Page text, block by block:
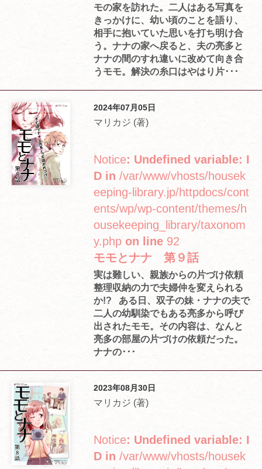
モの家を訪れた。二人はある写真を
きっかけに、幼い頃のことを語り、
相手に抱いていた思いを打ち明け合
う。ナナの家へ戻ると、夫の亮多と
ナナの間のすれ違いに改めて向き合
うモモ。解決の糸口はやはり片･･･
2024年07月05日
マリカジ (著)
Notice: Undefined variable: I
D in /var/www/vhosts/housek
eeping-library.jp/httpdocs/cont
ents/wp/wp-content/themes/h
ousekeeping_library/taxonom
y.php on line 92
モモとナナ 第９話
実は難しい、親族からの片づけ依頼
整理収納の力で夫婦仲を変えられる
か!? ある日、双子の妹・ナナの夫で
二人の幼馴染でもある亮多から呼び
出されたモモ。その内容は、なんと
亮多の部屋の片づけの依頼だった。
ナナの･･･
2023年08月30日
マリカジ (著)
Notice: Undefined variable: I
D in /var/www/vhosts/housek